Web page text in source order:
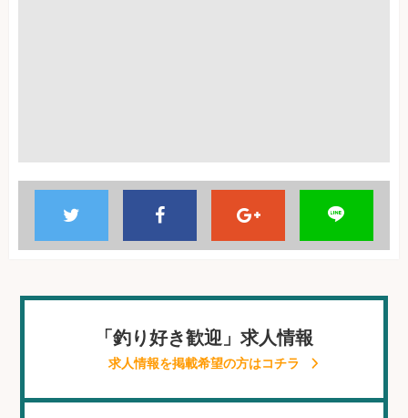
「釣り好き歓迎」求人情報
求人情報を掲載希望の方はコチラ